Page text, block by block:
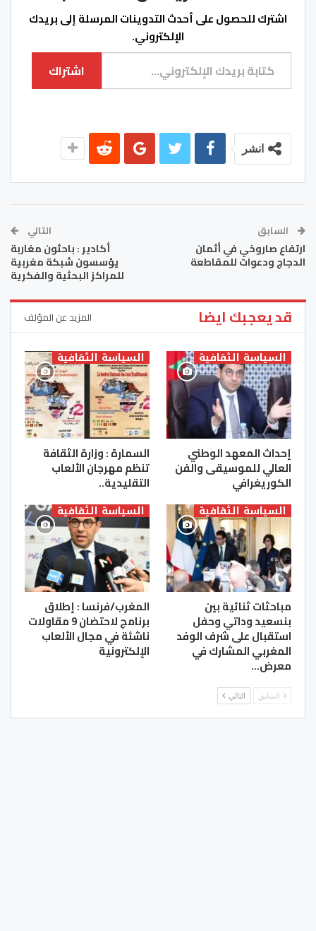
اشترك للحصول على أحدث التدوينات المرسلة إلى بريدك
الإلكتروني.
كتابة بريدك الإلكتروني...
اشتراك
انشر
السابق
ارتفاع صاروخي في أثمان
الدجاج ودعوات للمقاطعة
التالي
أكادير : باحثون مغاربة
يؤسسون شبكة مغربية
للمراكز البحثية والفكرية
قد يعجبك ايضا المزيد عن المؤلف
السياسة الثقافية
إحداث المعهد الوطني
العالي للموسيقى والفن
الكوريغرافي
السياسة الثقافية
السمارة : وزارة الثقافة
تنظم مهرجان الألعاب
التقليدية..
السياسة الثقافية
مباحثات ثنائية بين
بنسعيد وداتي وحفل
استقبال على شرف الوفد
المغربي المشارك في
معرض…
السياسة الثقافية
المغرب/فرنسا : إطلاق
برنامج لاحتضان 9 مقاولات
ناشئة في مجال الألعاب
الإلكترونية
السابق التالي